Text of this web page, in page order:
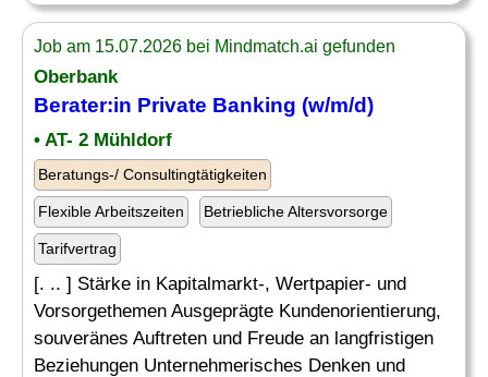
Job am 15.07.2026 bei Mindmatch.ai gefunden
Oberbank
Berater:in Private Banking (w/m/d)
• AT- 2 Mühldorf
Beratungs-/ Consultingtätigkeiten
Flexible Arbeitszeiten Betriebliche Altersvorsorge
Tarifvertrag
[. .. ] Stärke in Kapitalmarkt-, Wertpapier- und
Vorsorgethemen Ausgeprägte Kundenorientierung,
souveränes Auftreten und Freude an langfristigen
Beziehungen Unternehmerisches Denken und